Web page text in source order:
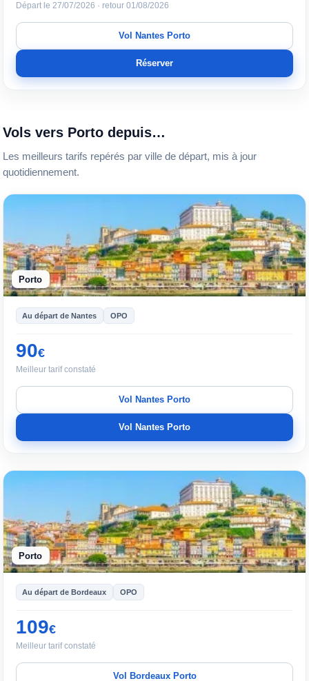
Départ le 27/07/2026 · retour 01/08/2026
Vol Nantes Porto
Réserver
Vols vers Porto depuis…
Les meilleurs tarifs repérés par ville de départ, mis à jour
quotidiennement.
Porto
Au départ de Nantes OPO
90€
Meilleur tarif constaté
Vol Nantes Porto
Vol Nantes Porto
Porto
Au départ de Bordeaux OPO
109€
Meilleur tarif constaté
Vol Bordeaux Porto